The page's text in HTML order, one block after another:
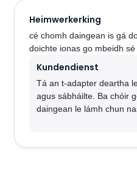
Heimwerkerking
cé chomh daingean is gá
doichte ionas go mbeidh
Kundendienst
Tá an t-adapter deartha
agus sábháilte. Ba chóir
daingean le lámh chun